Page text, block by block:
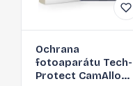
Ochrana
fotoaparátu Tech-
Protect CamAlloy